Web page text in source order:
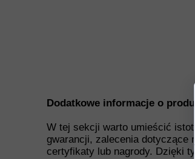
Dodatkowe informacje o
W tej sekcji warto umieścić
gwarancji, zalecenia dotyczące
certyfikaty lub nagrody. Dzięki